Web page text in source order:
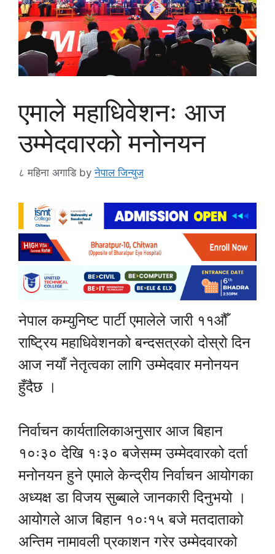
एमाले महाधिवेशनः आज
उम्मेदवारको मनोनयन
८ महिना अगाडि byनेपाल जिन्युज
नेपाल कम्युनिष्ट पार्टी एमालेले जारी ११औँ
राष्ट्रिय महाधिवेशनको बन्दसत्रको दोस्रो दिन
आज नयाँ नेतृत्वका लागि उम्मेदवार मनोनयन
हुँदैछ ।
निर्वाचन कार्यतालिकाअनुसार आज बिहान
१०ः३० देखि १ः३० बजेसम्म उम्मेदवारको दर्ता
मनोनयन हुने एमाले केन्द्रीय निर्वाचन आयोगका
अध्यक्ष डा विजय सुब्बाले जानकारी दिनुभयो ।
आयोगले आज बिहान १०ः१५ बजे मतदाताको
अन्तिम नामावली प्रकाशन गरेर उम्मेदवारको